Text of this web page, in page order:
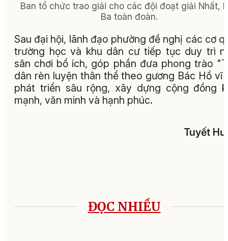
Ban tổ chức trao giải cho các đội đoạt giải Nhất,
Ba toàn đoàn.
Sau đại hội, lãnh đạo phường đề nghị các cơ
trường học và khu dân cư tiếp tục duy trì
sân chơi bổ ích, góp phần đưa phong trào
dân rèn luyện thân thể theo gương Bác Hồ vĩ
phát triển sâu rộng, xây dựng cộng đồng
mạnh, văn minh và hạnh phúc.
Tuyết
ĐỌC NHIỀU